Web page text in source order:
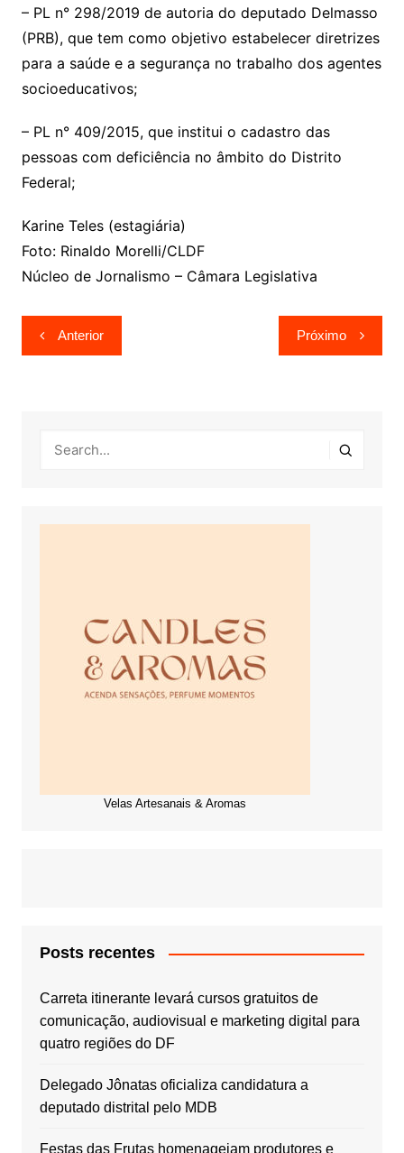
– PL n° 298/2019 de autoria do deputado Delmasso
(PRB), que tem como objetivo estabelecer diretrizes
para a saúde e a segurança no trabalho dos agentes
socioeducativos;
– PL n° 409/2015, que institui o cadastro das
pessoas com deficiência no âmbito do Distrito
Federal;
Karine Teles (estagiária)
Foto: Rinaldo Morelli/CLDF
Núcleo de Jornalismo – Câmara Legislativa
Navegação
de
Anterior Próximo
Velas Artesanais & Aromas
Posts recentes
Carreta itinerante levará cursos gratuitos de
comunicação, audiovisual e marketing digital para
quatro regiões do DF
Delegado Jônatas oficializa candidatura a
deputado distrital pelo MDB
Festas das Frutas homenageiam produtores e